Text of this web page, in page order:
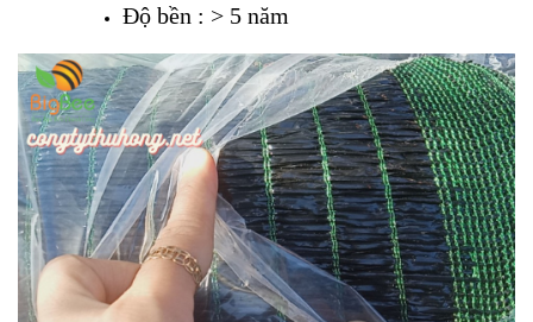
Độ bền : > 5 năm